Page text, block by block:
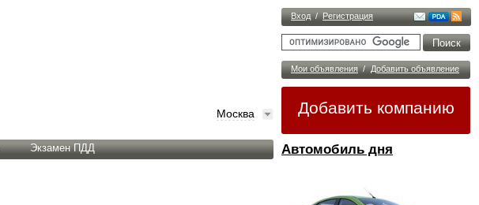
Вход / Регистрация
Мои объявления / Добавить объявление
Добавить компанию
Автомобиль дня
Москва
Экзамен ПДД